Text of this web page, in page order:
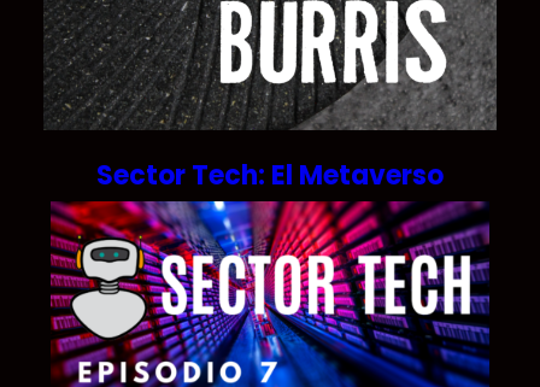
Sector Tech: El Metaverso